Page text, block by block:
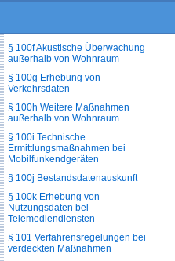
§ 100f Akustische Überwachung
außerhalb von Wohnraum
§ 100g Erhebung von
Verkehrsdaten
§ 100h Weitere Maßnahmen
außerhalb von Wohnraum
§ 100i Technische
Ermittlungsmaßnahmen bei
Mobilfunkendgeräten
§ 100j Bestandsdatenauskunft
§ 100k Erhebung von
Nutzungsdaten bei
Telemediendiensten
§ 101 Verfahrensregelungen bei
verdeckten Maßnahmen